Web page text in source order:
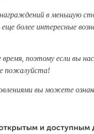
в меньшую
более интересные
поэтому если вы
пожалуйста!
вы можете
и доступным